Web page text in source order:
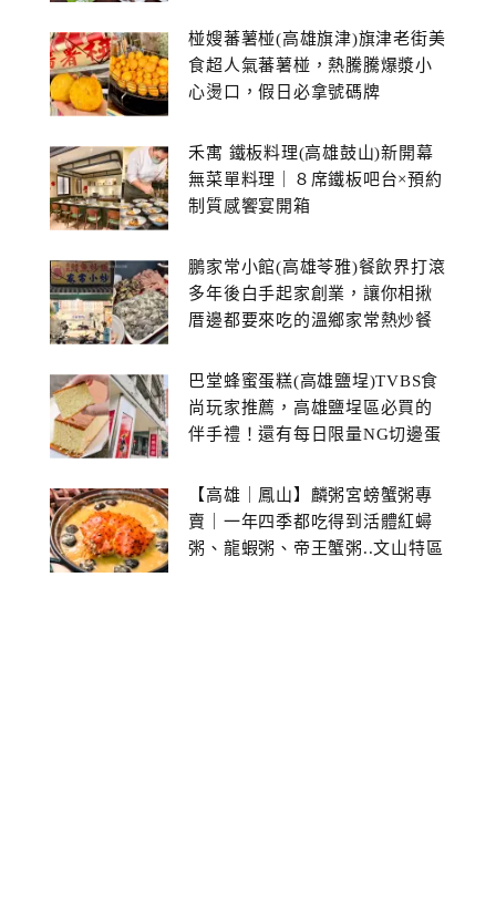
椪嫂蕃薯椪(高雄旗津)旗津老街美
食超人氣蕃薯椪，熱騰騰爆漿小
心燙口，假日必拿號碼牌
禾寓 鐵板料理(高雄鼓山)新開幕
無菜單料理｜８席鐵板吧台×預約
制質感饗宴開箱
鵬家常小館(高雄苓雅)餐飲界打滾
多年後白手起家創業，讓你相揪
厝邊都要來吃的溫鄉家常熱炒餐
巴堂蜂蜜蛋糕(高雄鹽埕)TVBS食
尚玩家推薦，高雄鹽埕區必買的
伴手禮！還有每日限量NG切邊蛋
【高雄｜鳳山】麟粥宮螃蟹粥專
賣｜一年四季都吃得到活體紅蟳
粥、龍蝦粥、帝王蟹粥..文山特區